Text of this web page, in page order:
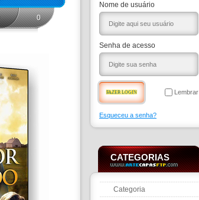
0
Nome de usuário
Senha de acesso
Lembrar
Esqueceu a senha?
CATEGORIAS
Categoria